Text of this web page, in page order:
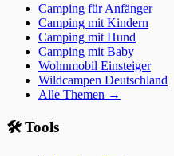
Camping für Anfänger
Camping mit Kindern
Camping mit Hund
Camping mit Baby
Wohnmobil Einsteiger
Wildcampen Deutschland
Alle Themen →
🛠️ Tools